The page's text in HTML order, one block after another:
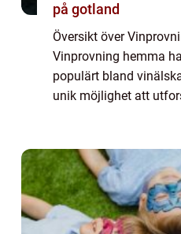
på gotland
Översikt över
Vinprovning hemma
populärt bland
unik möjlighet att
är en underhåll...